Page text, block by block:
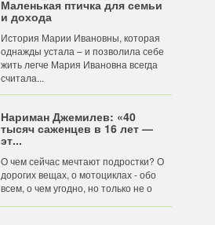
Маленькая птичка для семьи
и дохода
История Марии Ивановны, которая
однажды устала – и позволила себе
жить легче Мария Ивановна всегда
считала...
Нариман Джемилев: «40
тысяч саженцев в 16 лет —
эт...
О чем сейчас мечтают подростки? О
дорогих вещах, о мотоциклах - обо
всем, о чем угодно, но только не о